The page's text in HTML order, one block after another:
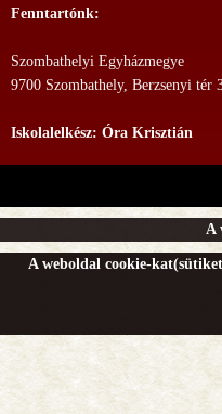
Fenntartónk:
Szombathelyi Egyházmegye
9700 Szombathely, Berzsenyi tér
Iskolalelkész: Óra Krisztián
A
A weboldal cookie-